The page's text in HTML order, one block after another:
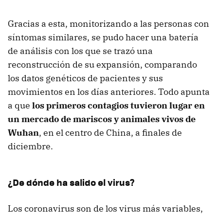
Gracias a esta, monitorizando a las personas con
síntomas similares, se pudo hacer una batería
de análisis con los que se trazó una
reconstrucción de su expansión, comparando
los datos genéticos de pacientes y sus
movimientos en los días anteriores. Todo apunta
a que los primeros contagios tuvieron lugar en
un mercado de mariscos y animales vivos de
Wuhan, en el centro de China, a finales de
diciembre.
¿De dónde ha salido el virus?
Los coronavirus son de los virus más variables,